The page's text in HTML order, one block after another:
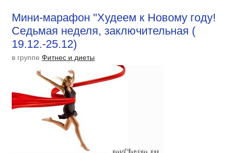
Мини-марафон "Худеем к Новому году!
Седьмая неделя, заключительная (
19.12.-25.12)
в группе Фитнес и диеты